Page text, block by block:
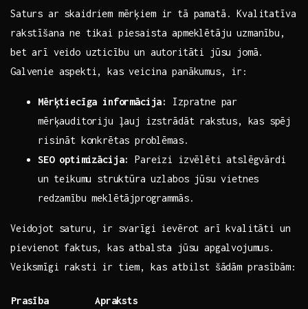
Saturs ar skaidriem mērķiem ir tā pamatā. Kvalitatīva
rakstīšana ne tikai piesaista apmeklētāju uzmanību,
bet arī veido uzticību ⁤un autoritāti jūsu​ jomā.⁢
Galvenie aspekti, kas veicina panākumus, ir:
Mērķtiecīga‌ informācija:
‍Izpratne par
mērķauditoriju ļauj izstrādāt⁣ rakstus, kas ⁤spēj
risināt konkrētas problēmas.
SEO optimizācija:
Pareizi izvēlēti‌ atslēgvārdi
⁢un teikumu struktūra uzlabos jūsu vietnes
redzamību meklētājprogrammās.
Veidojot saturu, ir ⁢svarīgi ievērot arī kvalitāti ‌un
pievienot faktus, kas⁢ atbalsta jūsu apgalvojumus.
Veiksmīgi raksti‌ ir‍ tiem, kas‍ atbilst ⁢šādām ​prasībām:
Prasība Apraksts